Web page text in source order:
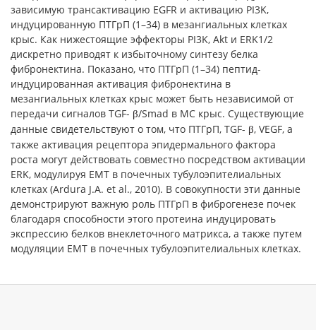
зависимую трансактивацию EGFR и активацию PI3K,
индуцированную ПТГрП (1–34) в мезангиальных клетках
крыс. Как нижестоящие эффекторы PI3K, Akt и ERK1/2
дискретно приводят к избыточному синтезу белка
фибронектина. Показано, что ПТГрП (1–34) пептид-
индуцированная активация фибронектина в
мезангиальных клетках крыс может быть независимой от
передачи сигналов TGF- β/Smad в MC крыс. Существующие
данные свидетельствуют о том, что ПТГрП, TGF- β, VEGF, а
также активация рецептора эпидермального фактора
роста могут действовать совместно посредством активации
ERK, модулируя EMT в почечных тубулоэпителиальных
клетках (Ardura J.A. et al., 2010). В совокупности эти данные
демонстрируют важную роль ПТГрП в фиброгенезе почек
благодаря способности этого протеина индуцировать
экспрессию белков внеклеточного матрикса, а также путем
модуляции EMT в почечных тубулоэпителиальных клетках.